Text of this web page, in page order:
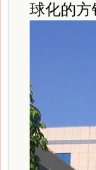
球化的